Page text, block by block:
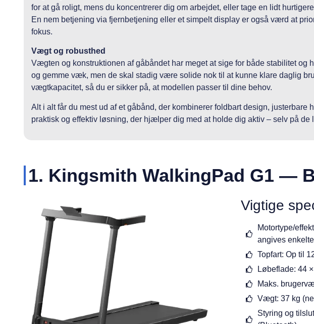
for at gå roligt, mens du koncentrerer dig om arbejdet, eller tage en lidt
En nem betjening via fjernbetjening eller et simpelt display er også værd at
fokus.
Vægt og robusthed
Vægten og konstruktionen af gåbåndet har meget at sige for både stabilitet og
og gemme væk, men de skal stadig være solide nok til at kunne klare daglig
vægtkapacitet, så du er sikker på, at modellen passer til dine behov.
Alt i alt får du mest ud af et gåbånd, der kombinerer foldbart design, justerbare
praktisk og effektiv løsning, der hjælper dig med at holde dig aktiv – selv på de
1. Kingsmith WalkingPad G1 —
Vigtige
Motortype/
angives
Topfart: Op til
Løbeflade: 44
Maks.
Vægt: 37 kg
Styring og